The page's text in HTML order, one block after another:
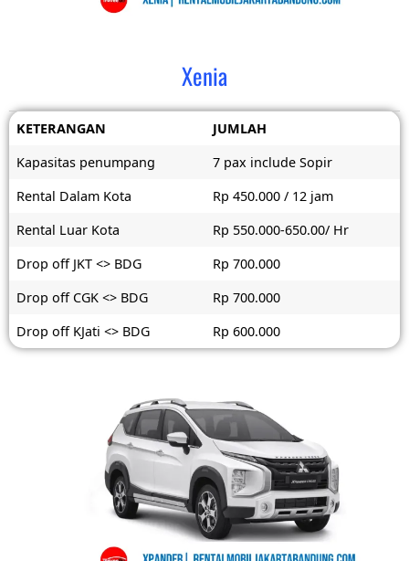
Xenia
KETERANGAN
JUMLAH
Kapasitas penumpang
7 pax include Sopir
Rental Dalam Kota
Rp 450.000 / 12 jam
Rental Luar Kota
Rp 550.000-650.00/ Hr
Drop off JKT <> BDG
Rp 700.000
Drop off CGK <> BDG
Rp 700.000
Drop off KJati <> BDG
Rp 600.000